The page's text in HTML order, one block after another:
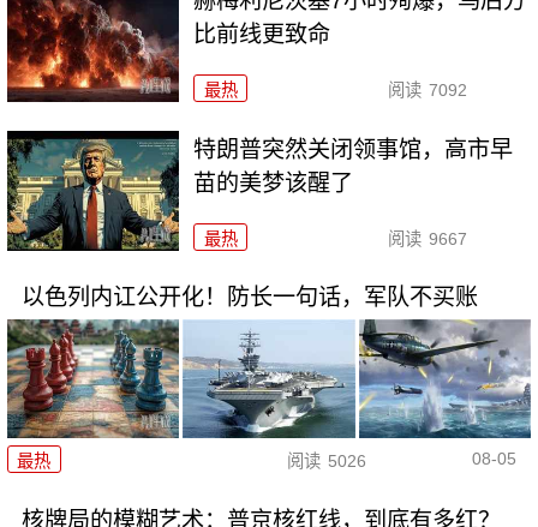
比前线更致命
最热 阅读 7092
特朗普突然关闭领事馆，高市早
苗的美梦该醒了
最热 阅读 9667
以色列内讧公开化！防长一句话，军队不买账
最热 阅读 5026 08-05
核牌局的模糊艺术：普京核红线，到底有多红？